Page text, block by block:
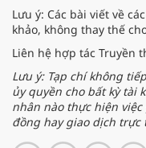
Lưu ý: Các bài viết về
khảo, không thay thế
Liên hệ hợp tác Truyền
Lưu ý: Tạp chí không
ủy quyền cho bất kỳ tài
nhân nào thực hiện
đồng hay giao dịch trực